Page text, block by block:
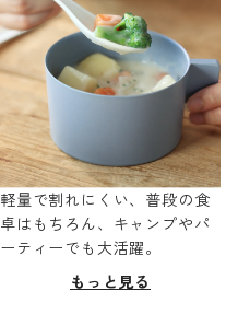
軽量で割れにくい、普段の食
卓はもちろん、キャンプやパ
ーティーでも大活躍。
もっと見る